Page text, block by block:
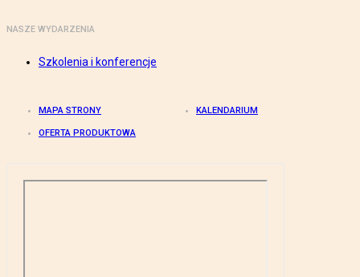
NASZE WYDARZENIA
Szkolenia i konferencje
MAPA STRONY KALENDARIUM
OFERTA PRODUKTOWA